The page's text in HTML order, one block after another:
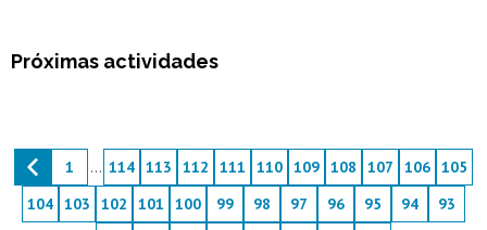
Egresadas/os
Próximas actividades
1 ... 114 113 112 111 110 109 108 107 106 105
104 103 102 101 100 99 98 97 96 95 94
93